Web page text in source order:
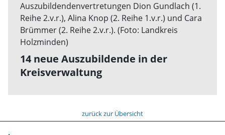
14 neue Auszubildende in der
Kreisverwaltung
zurück zur Übersicht